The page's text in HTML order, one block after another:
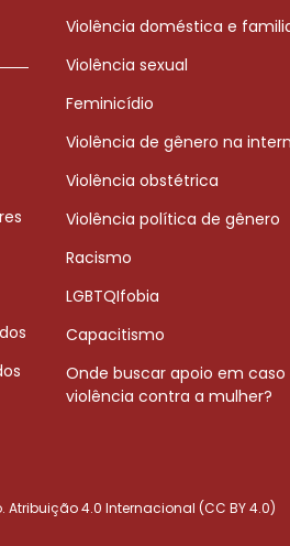
Violência doméstica e
Violência sexual
Feminicídio
Violência de gênero na
Violência obstétrica
Violência política de gênero
Racismo
LGBTQIfobia
Capacitismo
Onde buscar apoio em caso
violência contra a mulher?
4.0 Internacional (CC BY 4.0)